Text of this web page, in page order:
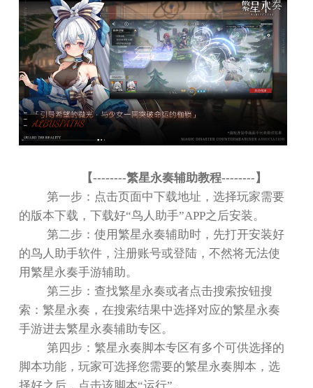
【--------繁星永奏辅助教程--------】
第一步：点击页面中下载地址，选择玩家需要
的版本下载，下载好“鸟人助手”APP之后安装。
第二步：使用繁星永奏辅助时，先打开安装好
的鸟人助手软件，注册账号或登陆，不然将无法使
用繁星永奏手游辅助。
第三步：查找繁星永奏或者点击搜索按钮搜
索：繁星永奏，在搜索结果中选择对应的繁星永奏
手游进去繁星永奏辅助专区。
第四步：繁星永奏脚本专区有多个可供选择的
脚本功能，玩家可选择您需要的繁星永奏脚本，选
择好之后，点击该脚本“运行”。